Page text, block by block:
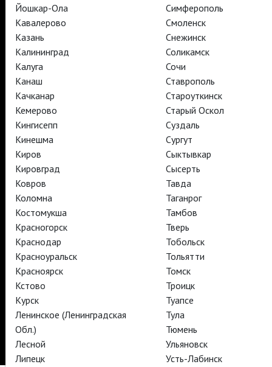
TheatreHD
TheatreHD Опера
TheatreHD Балет в кино
АРТ-ЛЕКТОРИЙ В КИНО
TheatreHD
АРТ-ЛЕКТОРИЙ В КИНО
TheatreHD
TheatreHD Опера
TheatreHD Балет в кино
АРТ-ЛЕКТОРИЙ В КИНО
TheatreHD
Подписаться на рассылку
Поддержать
Стать волонтёром
Как организовать показ в вашем городе
Контакты
© TheatreHD 2026
18+
Йошкар-Ола
Кавалерово
Казань
Калининград
Калуга
Канаш
Качканар
Кемерово
Кингисепп
Кинешма
Киров
Кировград
Ковров
Коломна
Костомукша
Красногорск
Краснодар
Красноуральск
Красноярск
Кстово
Курск
Ленинское (Ленинградская
Обл.)
Лесной
Липецк
Симферополь
Смоленск
Снежинск
Соликамск
Сочи
Ставрополь
Староуткинск
Старый Оскол
Суздаль
Сургут
Сыктывкар
Сысерть
Тавда
Таганрог
Тамбов
Тверь
Тобольск
Тольятти
Томск
Троицк
Туапсе
Тула
Тюмень
Ульяновск
Усть-Лабинск